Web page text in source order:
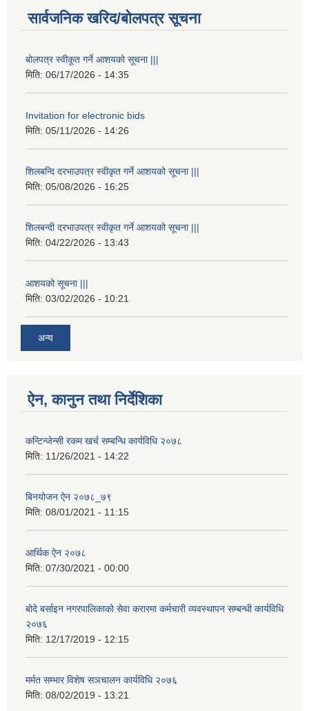
सार्वजनिक खरिद/बोलपत्र सूचना
बोलपत्र स्वीकूत गर्ने आशयको सूचना |||
मिति: 06/17/2026 - 14:35
Invitation for electronic bids
मिति: 05/11/2026 - 14:26
शिलबन्दि दरभाउपत्र स्वीकृत गर्ने आशयको सूचना |||
मिति: 05/08/2026 - 16:25
शिलबन्दी दरभाउपत्र स्वीकृत गर्ने आशयको सूचना |||
मिति: 04/22/2026 - 13:43
आशयको सूचना |||
मिति: 03/02/2026 - 10:21
अन्य
ऐन, कानुन तथा निर्देशिका
कन्टिन्जेन्सी रकम खर्च सम्बन्धि कार्यविधि २०७८
मिति: 11/26/2021 - 14:22
बिनयोजन ऐन २०७८_७९
मिति: 08/01/2021 - 11:15
आर्थिक ऐन २०७८
मिति: 07/30/2021 - 00:00
बोदे बर्साइन नगरपालिकाको सेवा करारमा कर्मचारी व्यवस्थापन सम्बन्धी कार्यविधि
२०७६
मिति: 12/17/2019 - 12:15
मर्मत सम्भार विशेष सञचालन कार्यविधि २०७६
मिति: 08/02/2019 - 13:21